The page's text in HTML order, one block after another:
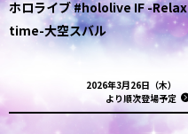
ホロライブ #hololive IF -Relax
time-大空スバル
2026年3月26日（木）
より順次登場予定